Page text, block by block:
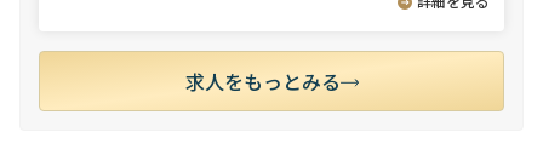
求人をもっとみる